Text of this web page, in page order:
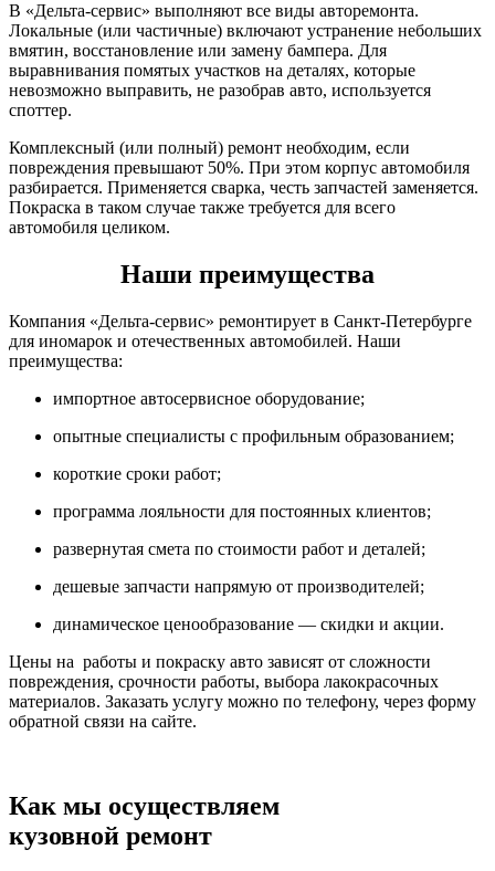
В «Дельта-сервис» выполняют все виды авторемонта.
Локальные (или частичные) включают устранение небольших
вмятин, восстановление или замену бампера. Для
выравнивания помятых участков на деталях, которые
невозможно выправить, не разобрав авто, используется
споттер.
Комплексный (или полный) ремонт необходим, если
повреждения превышают 50%. При этом корпус автомобиля
разбирается. Применяется сварка, честь запчастей заменяется.
Покраска в таком случае также требуется для всего
автомобиля целиком.
Наши преимущества
Компания «Дельта-сервис» ремонтирует в Санкт-Петербурге
для иномарок и отечественных автомобилей. Наши
преимущества:
импортное автосервисное оборудование;
опытные специалисты с профильным образованием;
короткие сроки работ;
программа лояльности для постоянных клиентов;
развернутая смета по стоимости работ и деталей;
дешевые запчасти напрямую от производителей;
динамическое ценообразование — скидки и акции.
Цены на работы и покраску авто зависят от сложности
повреждения, срочности работы, выбора лакокрасочных
материалов. Заказать услугу можно по телефону, через форму
обратной связи на сайте.
Как мы осуществляем
кузовной ремонт